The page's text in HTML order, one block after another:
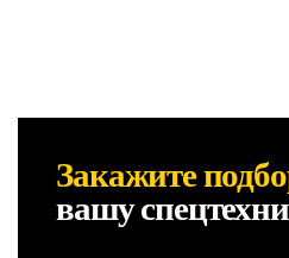
Закажите
вашу